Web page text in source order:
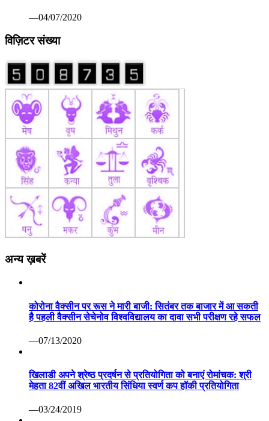
—04/07/2020
विज़िटर संख्या
अन्य ख़बरें
कोरोना वैक्सीन पर रूस ने मारी बाजी: सितंबर तक बाजार में आ सकती
है पहली वैक्सीन सेचेनोव विश्वविद्यालय का दावा सभी परीक्षण रहे सफल
—07/13/2020
खिलाडी अपने श्रेष्ठ प्रदर्षन से प्रतियोगिता को बनाएं रोमांचक: श्री
मेहता 82वीं अखिल भारतीय सिंधिया स्वर्ण कप हॉकी प्रतियोगिता
—03/24/2019